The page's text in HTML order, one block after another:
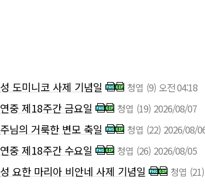
성 도미니코 사제 기념일 청엽 (9) 오전 04:18
연중 제18주간 금요일 청엽 (19) 2026/08/07
주님의 거룩한 변모 축일 청엽 (22) 2026/08/
연중 제18주간 수요일 청엽 (26) 2026/08/05
성 요한 마리아 비안네 사제 기념일 청엽 (21)